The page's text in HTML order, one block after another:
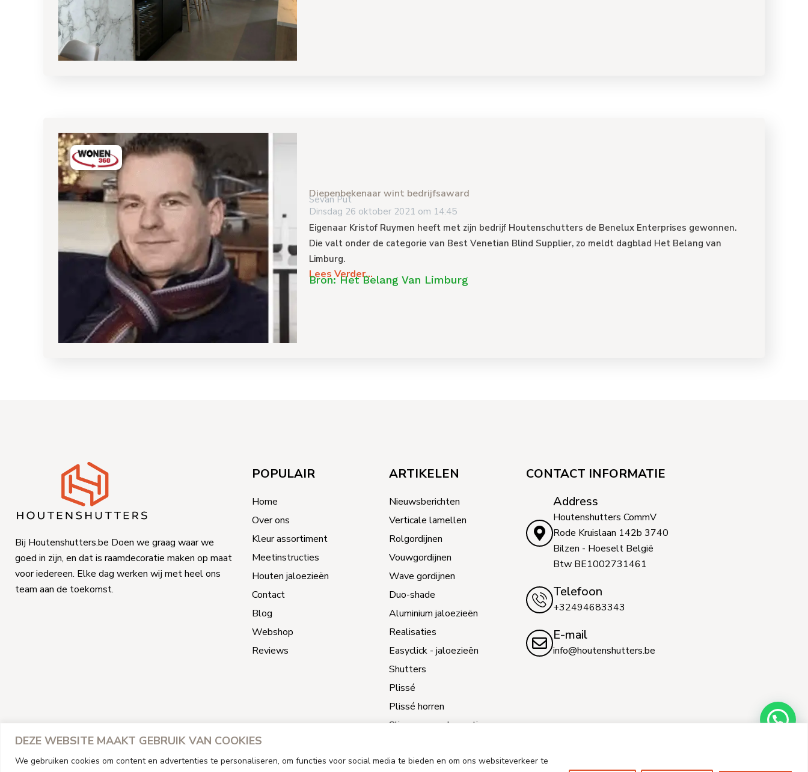
DEZE WEBSITE MAAKT GEBRUIK VAN COOKIES
We gebruiken cookies om content en advertenties te personaliseren, om functies voor social media te bieden en om ons websiteverkeer te
Diepenbekenaar wint bedrijfsaward
Sevan Put
Dinsdag 26 oktober 2021 om 14:45
Eigenaar Kristof Ruymen heeft met zijn bedrijf Houtenschutters de Benelux Enterprises gewonnen.
Die valt onder de categorie van Best Venetian Blind Supplier, zo meldt dagblad Het Belang van
Limburg.
Lees Verder...
Bron: Het Belang Van Limburg
Bij Houtenshutters.be Doen we graag waar we
goed in zijn, en dat is raamdecoratie maken op maat
voor iedereen. Elke dag werken wij met heel ons
team aan de toekomst.
POPULAIR
Home
Over ons
Kleur assortiment
Meetinstructies
Houten jaloezieën
Contact
Blog
Webshop
Reviews
ARTIKELEN
Nieuwsberichten
Verticale lamellen
Rolgordijnen
Vouwgordijnen
Wave gordijnen
Duo-shade
Aluminium jaloezieën
Realisaties
Easyclick - jaloezieën
Shutters
Plissé
Plissé horren
Slimme raamdecoratie
CONTACT INFORMATIE
Address
Houtenshutters CommV
Rode Kruislaan 142b 3740
Bilzen - Hoeselt België
Btw BE1002731461
Telefoon
+32494683343
E-mail
info@houtenshutters.be